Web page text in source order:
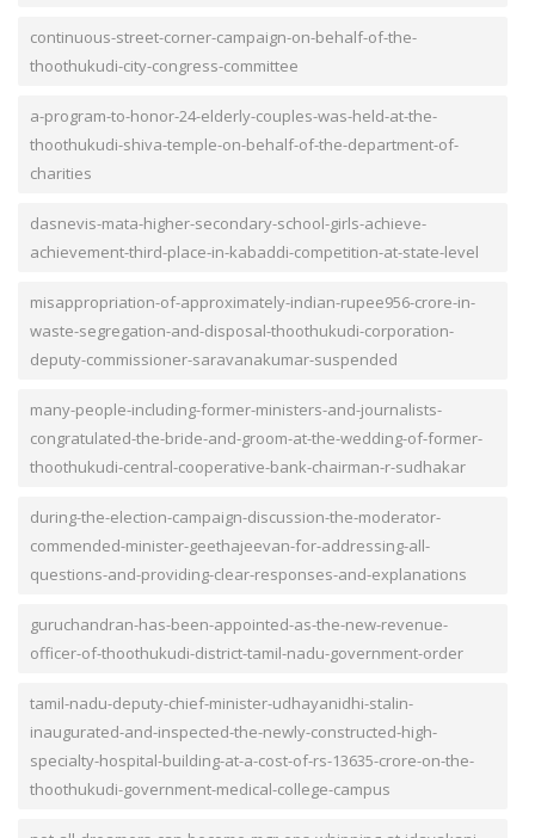
continuous-street-corner-campaign-on-behalf-of-the-
thoothukudi-city-congress-committee
a-program-to-honor-24-elderly-couples-was-held-at-the-
thoothukudi-shiva-temple-on-behalf-of-the-department-of-
charities
dasnevis-mata-higher-secondary-school-girls-achieve-
achievement-third-place-in-kabaddi-competition-at-state-level
misappropriation-of-approximately-indian-rupee956-crore-in-
waste-segregation-and-disposal-thoothukudi-corporation-
deputy-commissioner-saravanakumar-suspended
many-people-including-former-ministers-and-journalists-
congratulated-the-bride-and-groom-at-the-wedding-of-former-
thoothukudi-central-cooperative-bank-chairman-r-sudhakar
during-the-election-campaign-discussion-the-moderator-
commended-minister-geethajeevan-for-addressing-all-
questions-and-providing-clear-responses-and-explanations
guruchandran-has-been-appointed-as-the-new-revenue-
officer-of-thoothukudi-district-tamil-nadu-government-order
tamil-nadu-deputy-chief-minister-udhayanidhi-stalin-
inaugurated-and-inspected-the-newly-constructed-high-
specialty-hospital-building-at-a-cost-of-rs-13635-crore-on-the-
thoothukudi-government-medical-college-campus